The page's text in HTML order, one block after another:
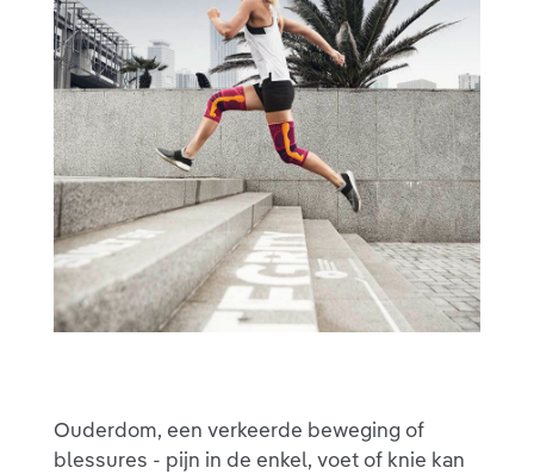
Ouderdom, een verkeerde beweging of
blessures - pijn in de enkel, voet of knie kan